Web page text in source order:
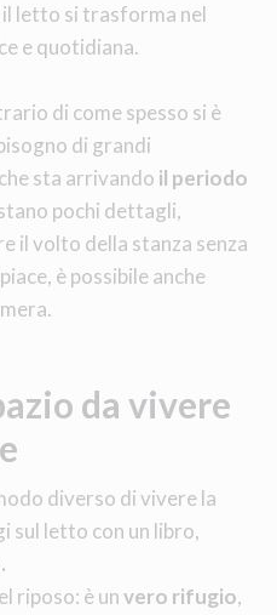
letto si trasforma nel
e quotidiana.
di come spesso si è
di grandi
sta arrivando il periodo
pochi dettagli,
il volto della stanza senza
è possibile anche
da vivere
diverso di vivere la
sul letto con un libro,
riposo: è unvero rifugio,